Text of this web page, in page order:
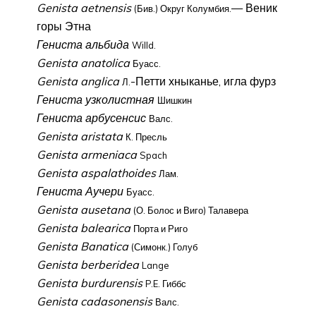
Genista aetnensis (Бив.) Округ Колумбия.— Веник
горы Этна
Гениста альбида Willd.
Genista anatolica Буасс.
Genista anglica Л. -Петти хныканье, игла фурз
Гениста узколистная Шишкин
Гениста арбусенсис Валс.
Genista aristata К. Пресль
Genista armeniaca Spach
Genista aspalathoides Лам.
Гениста Аучери Буасс.
Genista ausetana (О. Болос и Виго) Талавера
Genista balearica Порта и Риго
Genista Banatica (Симонк.) Голуб
Genista berberidea Lange
Genista burdurensis P.E. Гиббс
Genista cadasonensis Валс.